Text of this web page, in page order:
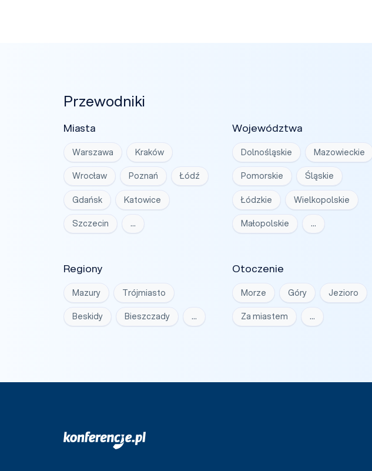
Przewodniki
Miasta
Warszawa Kraków
Wrocław Poznań Łódź
Gdańsk Katowice
Szczecin …
Województwa
Dolnośląskie Mazowieckie
Pomorskie Śląskie
Łódzkie Wielkopolskie
Małopolskie …
Regiony
Mazury Trójmiasto
Beskidy Bieszczady …
Otoczenie
Morze Góry Jezioro
Za miastem …